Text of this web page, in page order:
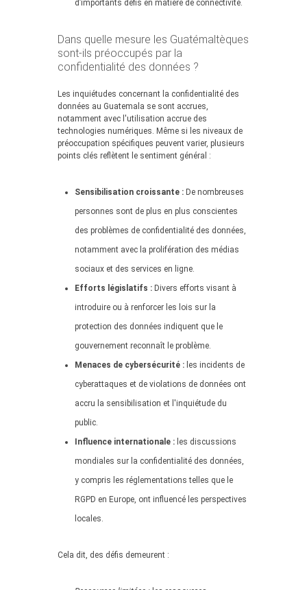
d’importants défis en matière de connectivité.
Dans quelle mesure les Guatémaltèques
sont-ils préoccupés par la
confidentialité des données ?
Les inquiétudes concernant la confidentialité des
données au Guatemala se sont accrues,
notamment avec l'utilisation accrue des
technologies numériques. Même si les niveaux de
préoccupation spécifiques peuvent varier, plusieurs
points clés reflètent le sentiment général :
Sensibilisation croissante : De nombreuses
personnes sont de plus en plus conscientes
des problèmes de confidentialité des données,
notamment avec la prolifération des médias
sociaux et des services en ligne.
Efforts législatifs : Divers efforts visant à
introduire ou à renforcer les lois sur la
protection des données indiquent que le
gouvernement reconnaît le problème.
Menaces de cybersécurité : les incidents de
cyberattaques et de violations de données ont
accru la sensibilisation et l'inquiétude du
public.
Influence internationale : les discussions
mondiales sur la confidentialité des données,
y compris les réglementations telles que le
RGPD en Europe, ont influencé les perspectives
locales.
Cela dit, des défis demeurent :